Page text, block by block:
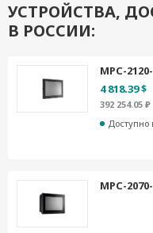
УСТРОЙСТВА,
В РОССИИ:
MPC-
4 818.39 $
392 254.05 ₽
Доступно
MPC-